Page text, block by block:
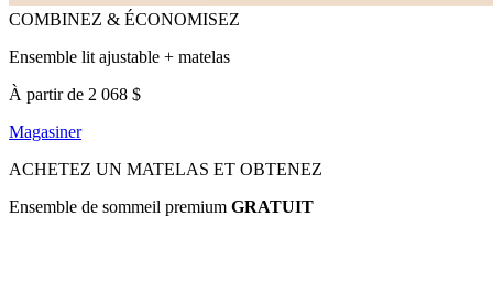
Ensemble lit ajustable + matelas
À partir de 2 068 $
Magasiner
ACHETEZ UN MATELAS ET OBTENEZ
Ensemble de sommeil premium GRATUIT